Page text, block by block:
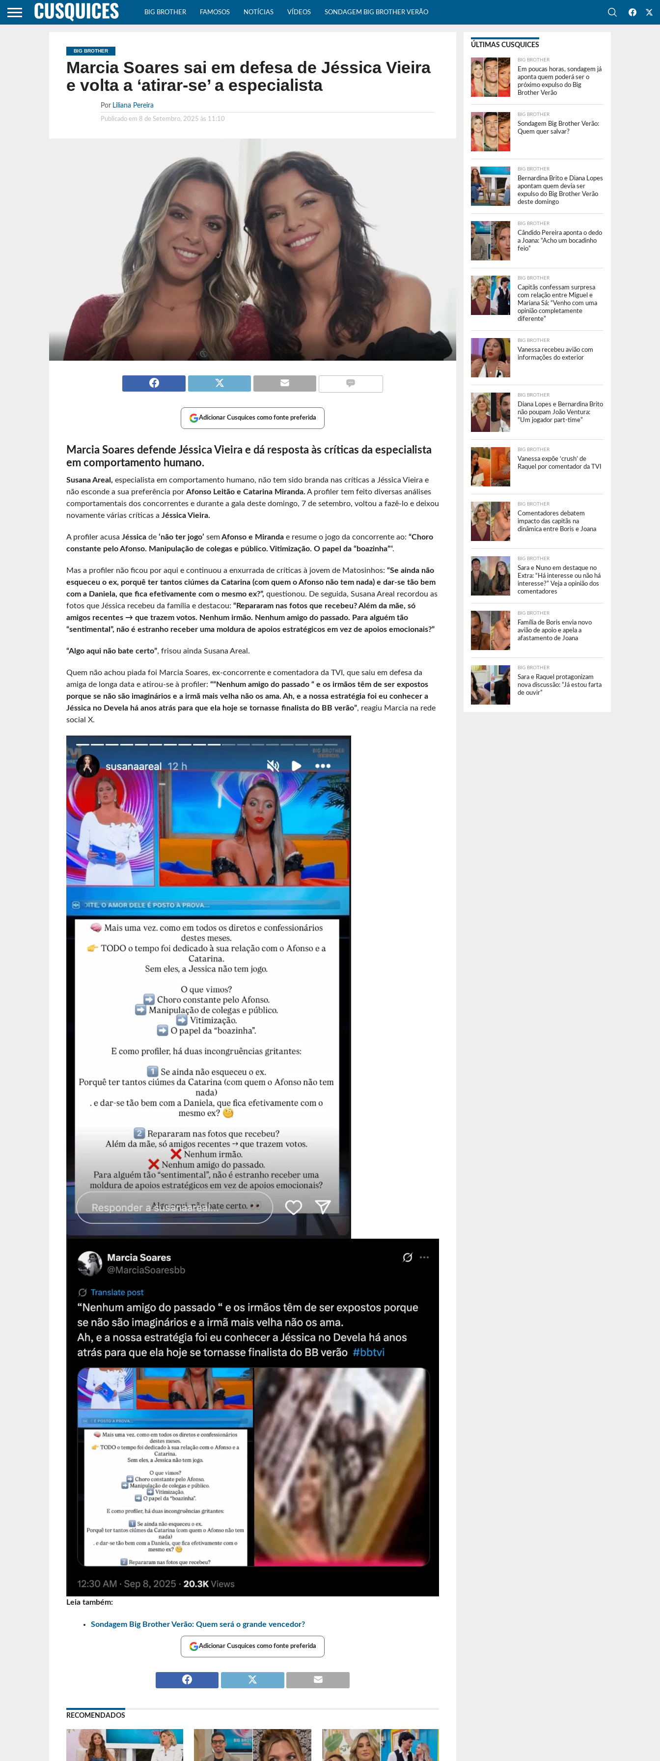
BIG BROTHER FAMOSOS NOTÍCIAS VÍDEOS SONDAGEM BIG BROTHER VERÃO
BIG BROTHER
Marcia Soares sai em defesa de Jéssica Vieira
e volta a ‘atirar-se’ a especialista
Por Liliana Pereira
Publicado em 8 de Setembro, 2025 às 11:10
Adicionar Cusquices como fonte preferida
Marcia Soares defende Jéssica Vieira e dá resposta às críticas da especialista
em comportamento humano.
Susana Areal, especialista em comportamento humano, não tem sido branda nas críticas a Jéssica Vieira e
não esconde a sua preferência por Afonso Leitão e Catarina Miranda. A profiler tem feito diversas análises
comportamentais dos concorrentes e durante a gala deste domingo, 7 de setembro, voltou a fazê-lo e deixou
novamente várias críticas a Jéssica Vieira.
A profiler acusa Jéssicade‘não ter jogo’ semAfonso e Mirandae resume o jogo da concorrente ao: “Choro
constante pelo Afonso. Manipulação de colegas e público. Vitimização. O papel da “boazinha”“.
Mas a profiler não ficou por aqui e continuou a enxurrada de críticas à jovem de Matosinhos: “Se ainda não
esqueceu o ex, porquê ter tantos ciúmes da Catarina (com quem o Afonso não tem nada) e dar-se tão bem
com a Daniela, que fica efetivamente com o mesmo ex?”, questionou. De seguida, Susana Areal recordou as
fotos que Jéssica recebeu da família e destacou: “Repararam nas fotos que recebeu? Além da mãe, só
amigos recentes → que trazem votos. Nenhum irmão. Nenhum amigo do passado. Para alguém tão
“sentimental”, não é estranho receber uma moldura de apoios estratégicos em vez de apoios emocionais?”
“Algo aqui não bate certo”, frisou ainda Susana Areal.
Quem não achou piada foi Marcia Soares, ex-concorrente e comentadora da TVI, que saiu em defesa da
amiga de longa data e atirou-se à profiler: ““Nenhum amigo do passado “ e os irmãos têm de ser expostos
porque se não são imaginários e a irmã mais velha não os ama. Ah, e a nossa estratégia foi eu conhecer a
Jéssica no Devela há anos atrás para que ela hoje se tornasse finalista do BB verão”, reagiu Marcia na rede
social X.
Leia também:
Sondagem Big Brother Verão: Quem será o grande vencedor?
Adicionar Cusquices como fonte preferida
RECOMENDADOS
ÚLTIMAS CUSQUICES
BIG BROTHER
Em poucas horas, sondagem já
aponta quem poderá ser o
próximo expulso do Big
Brother Verão
BIG BROTHER
Sondagem Big Brother Verão:
Quem quer salvar?
BIG BROTHER
Bernardina Brito e Diana Lopes
apontam quem devia ser
expulso do Big Brother Verão
deste domingo
BIG BROTHER
Cândido Pereira aponta o dedo
a Joana: “Acho um bocadinho
feio”
BIG BROTHER
Capitãs confessam surpresa
com relação entre Miguel e
Mariana Sá: “Venho com uma
opinião completamente
diferente”
BIG BROTHER
Vanessa recebeu avião com
informações do exterior
BIG BROTHER
Diana Lopes e Bernardina Brito
não poupam João Ventura:
“Um jogador part-time”
BIG BROTHER
Vanessa expõe ‘crush’ de
Raquel por comentador da TVI
BIG BROTHER
Comentadores debatem
impacto das capitãs na
dinâmica entre Boris e Joana
BIG BROTHER
Sara e Nuno em destaque no
Extra: “Há interesse ou não há
interesse?” Veja a opinião dos
comentadores
BIG BROTHER
Família de Boris envia novo
avião de apoio e apela a
afastamento de Joana
BIG BROTHER
Sara e Raquel protagonizam
nova discussão: “Já estou farta
de ouvir”